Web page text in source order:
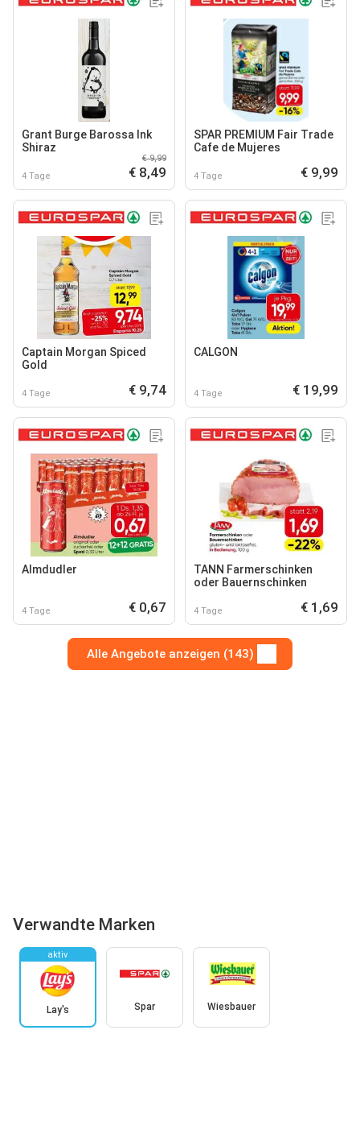
Grant Burge Barossa Ink
Shiraz
4 Tage
€ 9,99
€ 8,49
SPAR PREMIUM Fair Trade
Cafe de Mujeres
4 Tage € 9,99
Captain Morgan Spiced
Gold
4 Tage € 9,74
CALGON
4 Tage € 19,99
Almdudler
4 Tage € 0,67
TANN Farmerschinken
oder Bauernschinken
4 Tage € 1,69
Alle Angebote anzeigen (143)
Verwandte Marken
aktiv
Lay's Spar Wiesbauer